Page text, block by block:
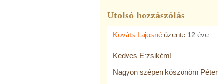
Utolsó hozzászólás
Kováts Lajosné üzente 12 éve
Kedves Erzsikém!
Nagyon szépen köszönöm